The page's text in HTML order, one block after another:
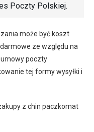
Poczty Polskiej.
może być koszt
ze względu na
poczty
tej formy wysyłki i